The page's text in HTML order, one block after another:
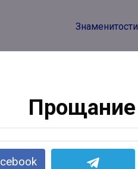
Знаменитости
Прощание